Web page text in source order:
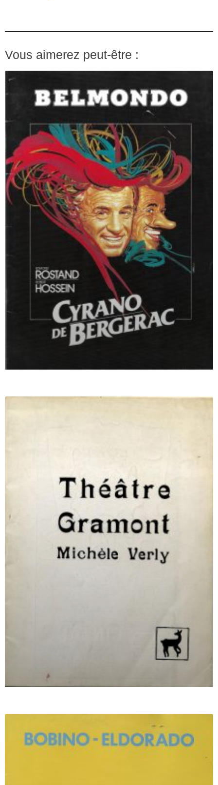
Vous aimerez peut-être :